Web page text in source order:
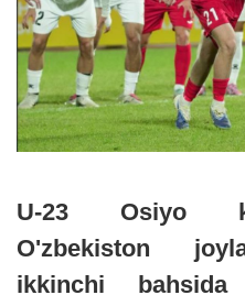
U-23 Osiyo
O'zbekiston
ikkinchi